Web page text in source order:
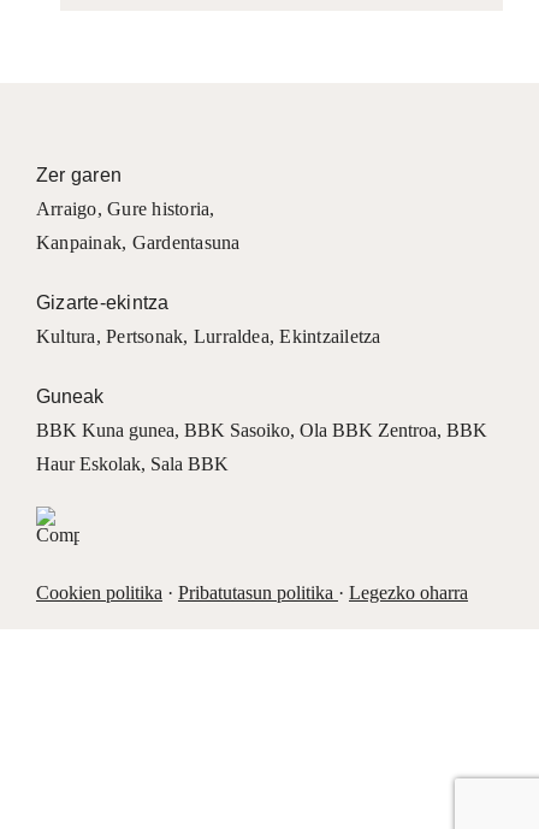
Zer garen
Arraigo,Gure historia,
Kanpainak, Gardentasuna
Gizarte-ekintza
Kultura,Pertsonak, Lurraldea,Ekintzailetza
Guneak
BBK Kuna gunea, BBK Sasoiko, Ola BBK Zentroa, BBK
Haur Eskolak, Sala BBK
Cookien politika· Pribatutasun politika · Legezko oharra